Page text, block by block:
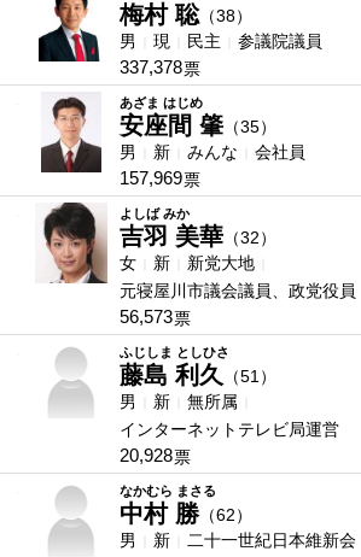
梅村 聡（38）
男
現 民主 参議院議員
337,378票
あざま はじめ
安座間 肇 （35）
男
新 みんな 会社員
157,969票
よしば みか
吉羽 美華 （32）
女
新
新党大地
元寝屋川市議会議員、政党役員
56,573票
ふじしま としひさ
藤島 利久
（51）
男
新
無所属
インターネットテレビ局運営
20,928票
なかむら まさる
中村 勝（62）
男
新
二十一世紀日本維新会